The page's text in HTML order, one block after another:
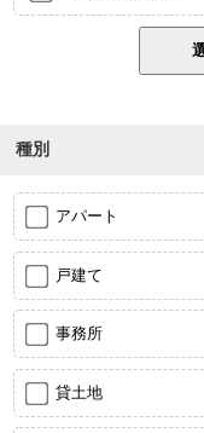
種別
アパート
戸建て
事務所
貸土地